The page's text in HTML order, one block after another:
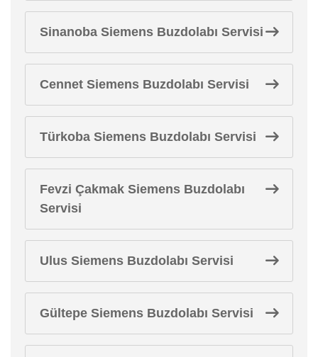
Sinanoba Siemens Buzdolabı Servisi
Cennet Siemens Buzdolabı Servisi
Türkoba Siemens Buzdolabı Servisi
Fevzi Çakmak Siemens Buzdolabı
Servisi
Ulus Siemens Buzdolabı Servisi
Gültepe Siemens Buzdolabı Servisi